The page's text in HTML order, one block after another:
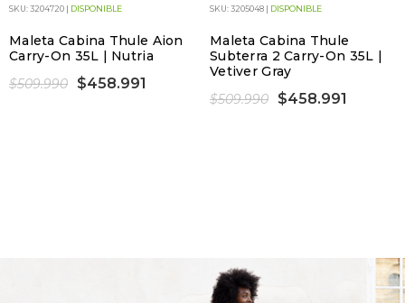
SKU: 3204720 | DISPONIBLE
Maleta Cabina Thule Aion
Carry-On 35L | Nutria
$509.990
$458.991
SKU: 3205048 | DISPONIBLE
Maleta Cabina Thule
Subterra 2 Carry-On 35L |
Vetiver Gray
$509.990
$458.991